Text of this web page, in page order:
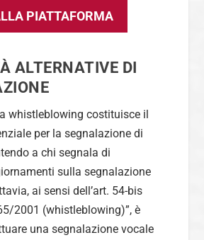
PIATTAFORMA
ALTERNATIVE DI
whistleblowing costituisce il
per la segnalazione di
a chi segnala di
sulla segnalazione
ai sensi dell’art. 54-bis
2001 (whistleblowing)”, è
una segnalazione vocale